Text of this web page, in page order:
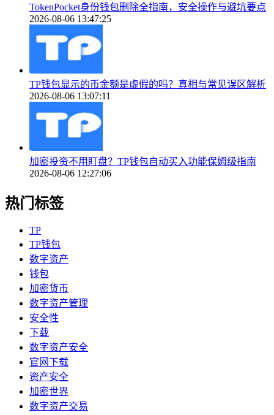
TokenPocket身份钱包删除全指南，安全操作与避坑要点
2026-08-06 13:47:25
TP钱包显示的币金额是虚假的吗？真相与常见误区解析
2026-08-06 13:07:11
加密投资不用盯盘？TP钱包自动买入功能保姆级指南
2026-08-06 12:27:06
热门标签
TP
TP钱包
数字资产
钱包
加密货币
数字资产管理
安全性
下载
数字资产安全
官网下载
资产安全
加密世界
数字资产交易